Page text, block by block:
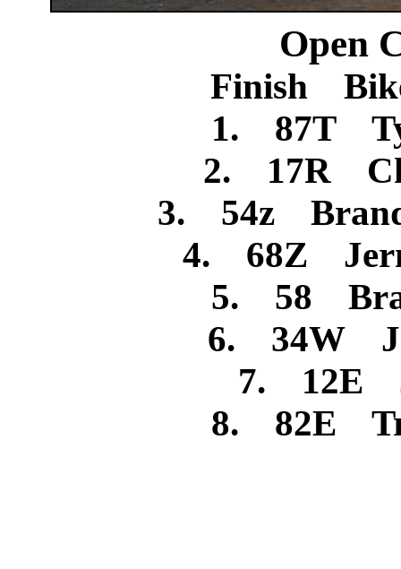
Open
Finish
1. 87T
2. 17R
3. 54z
4. 68Z
5. 58
6. 34W
7. 12E
8. 82E